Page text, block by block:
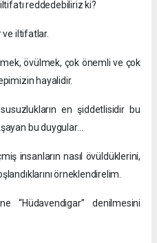
reddedebiliriz ki?
ve iltifatlar.
övülmek, çok önemli ve çok
hayalidir.
en şiddetlisidir bu
bu duygular…
insanların nasıl övüldüklerini,
örneklendirelim.
“Hüdavendigar” denilmesini